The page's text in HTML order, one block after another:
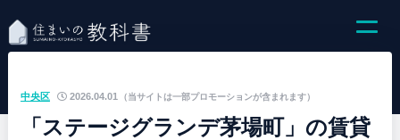
（当サイトは一部プロモーションが含まれます）
中央区 2026.04.01
「ステージグランデ茅場町」の賃貸